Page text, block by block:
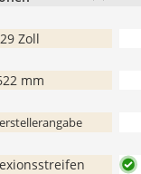
29 Zoll
mm